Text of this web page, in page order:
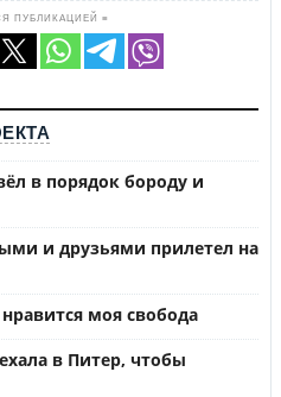
ПУБЛИКАЦИЕЙ ≡
в порядок бороду и
и друзьями прилетел на
моя свобода
в Питер, чтобы